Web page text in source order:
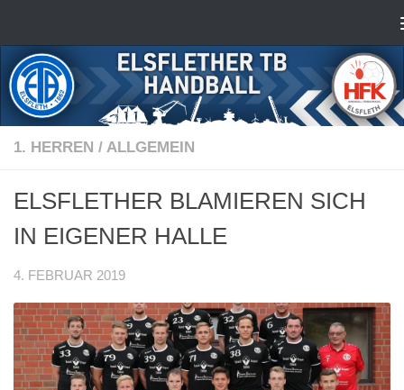
1. HERREN / ALLGEMEIN
ELSFLETHER BLAMIEREN SICH
IN EIGENER HALLE
4. FEBRUAR 2019